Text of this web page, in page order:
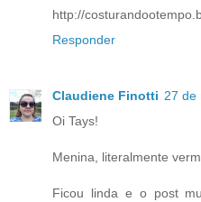
http://
Responder
Claudiene Finotti 27 de
Oi Tays!
Menina, literalmente
Ficou linda e o post